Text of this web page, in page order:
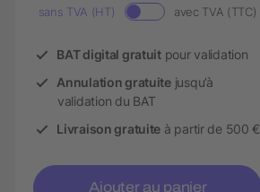
sans TVA (HT) avec TVA (TTC)
BAT digital gratuitpour validation
Annulation gratuitejusqu’à
validation du BAT
Livraison gratuite à partir de 500 €
Ajouter au panier